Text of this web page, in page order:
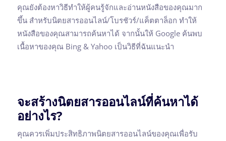
คุณยังต้องหาวิธีทำให้ผู้คนรู้จักและอ่านหนังสือของคุณมาก
ขึ้น สำหรับนิตยสารออนไลน์/โบรชัวร์/แค็ตตาล็อก ทำให้
หนังสือของคุณสามารถค้นหาได้ จากนั้นให้ Google ค้นพบ
เนื้อหาของคุณ Bing & Yahoo เป็นวิธีที่ฉันแนะนำ
จะสร้างนิตยสารออนไลน์ที่ค้นหาได้
อย่างไร?
คุณควรเพิ่มประสิทธิภาพนิตยสารออนไลน์ของคุณเพื่อรับ